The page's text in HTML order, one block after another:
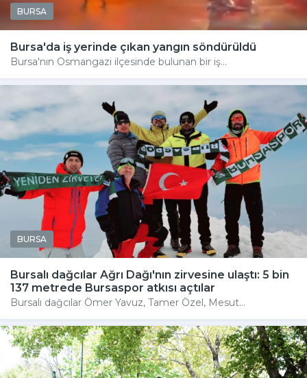
BURSA
Bursa'da iş yerinde çıkan yangın söndürüldü
Bursa'nın Osmangazi ilçesinde bulunan bir iş...
BURSA
Bursalı dağcılar Ağrı Dağı'nın zirvesine ulaştı: 5 bin
137 metrede Bursaspor atkısı açtılar
Bursalı dağcılar Ömer Yavuz, Tamer Özel, Mesut...